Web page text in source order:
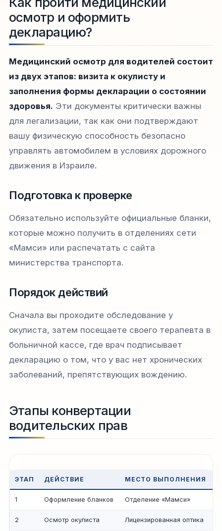
осмотр и оформить
декларацию?
Медицинский осмотр для водителей состоит
из двух этапов: визита к окулисту и
заполнения формы декларации о состоянии
здоровья. Эти документы критически важны
для легализации, так как они подтверждают
вашу физическую способность безопасно
управлять автомобилем в условиях дорожного
движения в Израиле.
Подготовка к проверке
Обязательно используйте официальные бланки,
которые можно получить в отделениях сети
«Мамси» или распечатать с сайта
министерства транспорта.
Порядок действий
Сначала вы проходите обследование у
окулиста, затем посещаете своего терапевта в
больничной кассе, где врач подписывает
декларацию о том, что у вас нет хронических
заболеваний, препятствующих вождению.
Этапы конвертации
водительских прав
ЭТАП ДЕЙСТВИЕ МЕСТО ВЫПОЛНЕНИЯ
1 Оформление бланков Отделение «Мамси»
2 Осмотр окулиста Лицензированная оптика